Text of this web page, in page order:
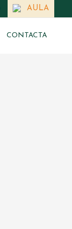
AULA
CONTACTA